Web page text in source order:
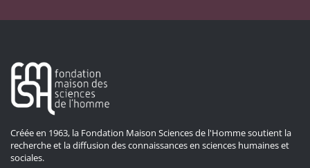
Créée en 1963, la Fondation Maison Sciences de l'Homme soutient la
recherche et la diffusion des connaissances en sciences humaines et
sociales.